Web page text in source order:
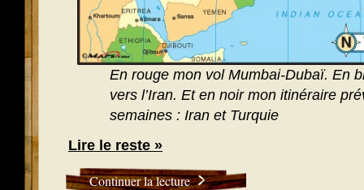
En rouge mon vol Mumbai-Dubaï. En
vers l’Iran. Et en noir mon itinéraire
semaines : Iran et Turquie
Lire le reste »
Continuer la lecture